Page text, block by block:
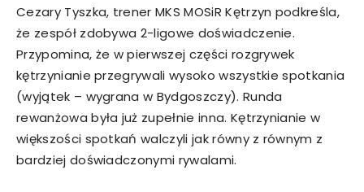
Cezary Tyszka, trener MKS MOSiR Kętrzyn podkreśla,
że zespół zdobywa 2-ligowe doświadczenie.
Przypomina, że w pierwszej części rozgrywek
kętrzynianie przegrywali wysoko wszystkie spotkania
(wyjątek – wygrana w Bydgoszczy). Runda
rewanżowa była już zupełnie inna. Kętrzynianie w
większości spotkań walczyli jak równy z równym z
bardziej doświadczonymi rywalami.